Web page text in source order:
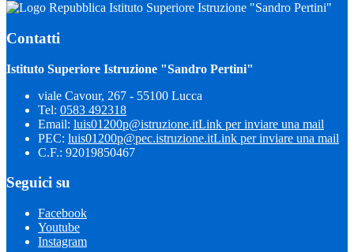
Istituto Superiore Istruzione "Sandro Pertini"
Contatti
Istituto Superiore Istruzione "Sandro Pertini"
viale Cavour, 267 - 55100 Lucca
Tel: 0583 492318
Email: luis01200p@istruzione.itLink per inviare una mail
PEC: luis01200p@pec.istruzione.itLink per inviare una mail
C.F.: 92019850467
Seguici su
Facebook
Youtube
Instagram